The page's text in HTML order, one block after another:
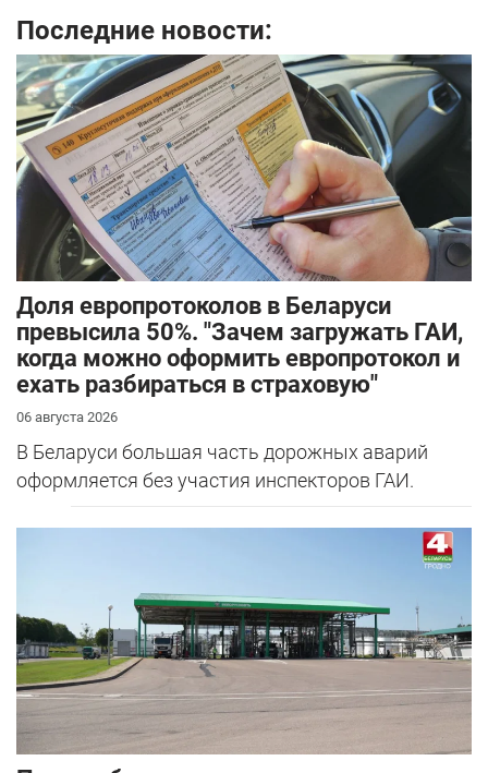
Последние новости:
Доля европротоколов в Беларуси
превысила 50%. "Зачем загружать ГАИ,
когда можно оформить европротокол и
ехать разбираться в страховую"
06 августа 2026
В Беларуси большая часть дорожных аварий
оформляется без участия инспекторов ГАИ.